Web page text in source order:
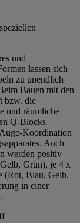
und
lassen sich
zu unendlich
Bauen mit den
bzw. die
und räumliche
Q-Blocks
Koordination
Auch
werden positiv
Grün), je 4 x
(Rot, Blau, Gelb,
in einer